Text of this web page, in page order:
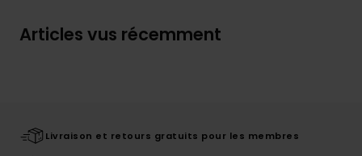
Articles vus récemment
Livraison et retours gratuits pour les membres